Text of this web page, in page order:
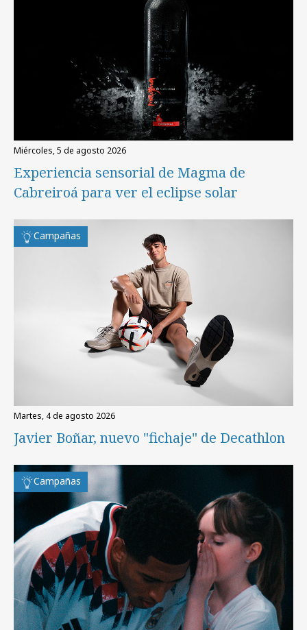
miércoles, 5 de agosto 2026
Experiencia sensorial de Magma de
Cabreiroá para ver el eclipse solar
Campañas
martes, 4 de agosto 2026
Javier Boñar, nuevo "fichaje" de Decathlon
Campañas